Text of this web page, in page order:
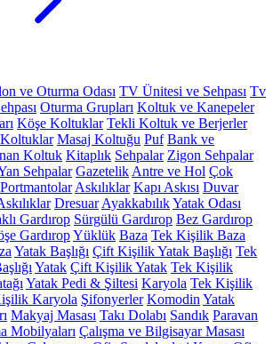
ve Oturma Odası TV Ünitesi ve Sehpası Tv
Oturma Grupları Koltuk ve Kanepeler
Köşe Koltuklar Tekli Koltuk ve Berjerler
Masaj Koltuğu Puf Bank ve
Koltuk Kitaplık Sehpalar Zigon Sehpalar
Sehpalar Gazetelik Antre ve Hol Çok
Portmantolar Askılıklar Kapı Askısı Duvar
Dresuar AyakkabılıkYatak Odası
Gardırop Sürgülü Gardırop Bez Gardırop
GardıropYüklük Baza Tek Kişilik Baza
Yatak Başlığı Çift Kişilik Yatak Başlığı Tek
Yatak Çift Kişilik Yatak Tek Kişilik
Yatak Pedi & Şiltesi Karyola Tek Kişilik
Karyola Şifonyerler Komodin Yatak
Makyaj Masası Takı Dolabı Sandık Paravan
Mobilyaları Çalışma ve Bilgisayar Masası